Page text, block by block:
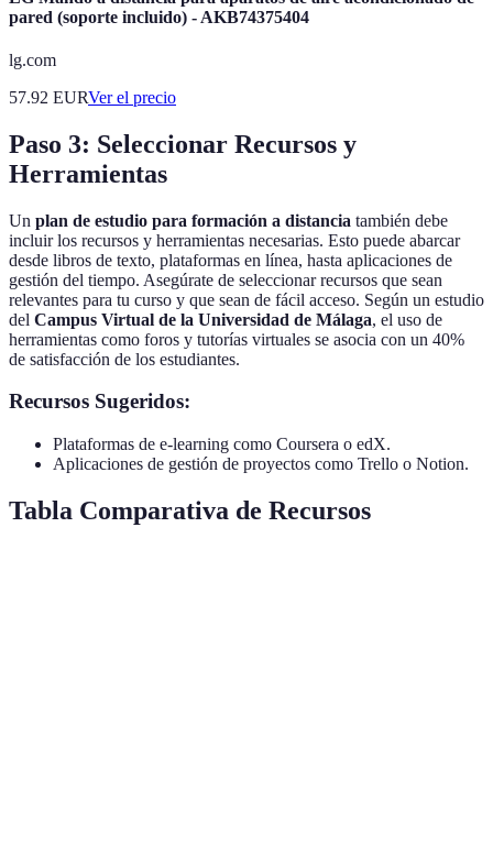
pared (soporte incluido) - AKB74375404
lg.com
57.92 EURVer el precio
Paso 3: Seleccionar Recursos y
Herramientas
Un plan de estudio para formación a distancia también debe
incluir los recursos y herramientas necesarias. Esto puede abarcar
desde libros de texto, plataformas en línea, hasta aplicaciones de
gestión del tiempo. Asegúrate de seleccionar recursos que sean
relevantes para tu curso y que sean de fácil acceso. Según un estudio
del Campus Virtual de la Universidad de Málaga, el uso de
herramientas como foros y tutorías virtuales se asocia con un 40%
de satisfacción de los estudiantes.
Recursos Sugeridos:
Plataformas de e-learning como Coursera o edX.
Aplicaciones de gestión de proyectos como Trello o Notion.
Tabla Comparativa de Recursos